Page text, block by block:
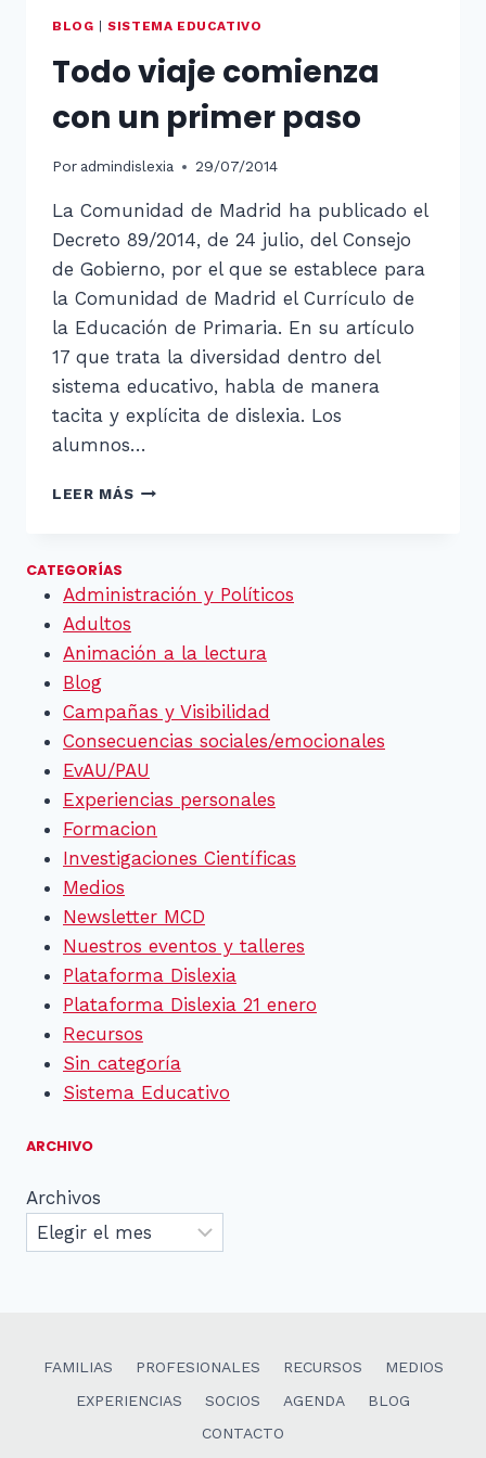
BLOG |SISTEMA EDUCATIVO
Todo viaje comienza
con un primer paso
Por admindislexia 29/07/2014
La Comunidad de Madrid ha publicado el
Decreto 89/2014, de 24 julio, del Consejo
de Gobierno, por el que se establece para
la Comunidad de Madrid el Currículo de
la Educación de Primaria. En su artículo
17 que trata la diversidad dentro del
sistema educativo, habla de manera
tacita y explícita de dislexia. Los
alumnos…
LEER MÁSTODO
PRIMER
CATEGORÍAS
Administración y Políticos
Adultos
Animación a la lectura
Blog
Campañas y Visibilidad
Consecuencias sociales/emocionales
EvAU/PAU
Experiencias personales
Formacion
Investigaciones Científicas
Medios
Newsletter MCD
Nuestros eventos y talleres
Plataforma Dislexia
Plataforma Dislexia 21 enero
Recursos
Sin categoría
Sistema Educativo
ARCHIVO
Archivos
FAMILIAS PROFESIONALES RECURSOS
MEDIOS
EXPERIENCIAS
SOCIOS AGENDA
BLOG
CONTACTO